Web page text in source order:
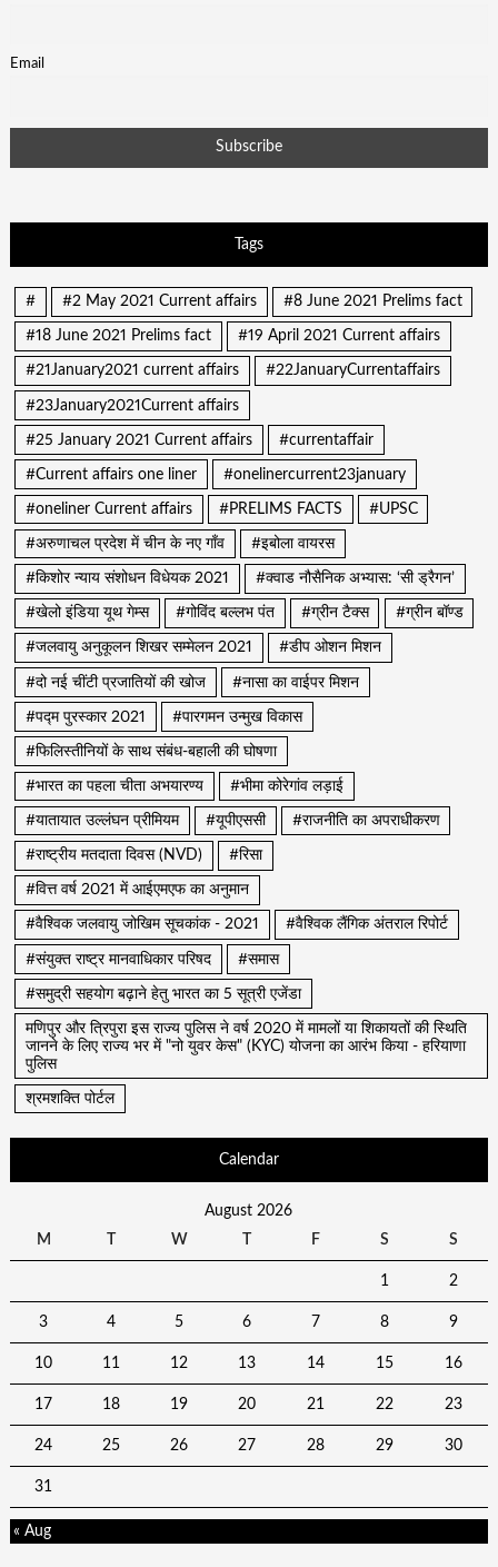
Email
Tags
# #2 May 2021 Current affairs #8 June 2021 Prelims fact
#18 June 2021 Prelims fact #19 April 2021 Current affairs
#21January2021 current affairs #22JanuaryCurrentaffairs
#23January2021Current affairs
#25 January 2021 Current affairs #currentaffair
#Current affairs one liner #onelinercurrent23january
#oneliner Current affairs #PRELIMS FACTS #UPSC
#अरुणाचल प्रदेश में चीन के नए गाँव #इबोला वायरस
#किशोर न्याय संशोधन विधेयक 2021 #क्वाड नौसैनिक अभ्यास: ‘सी ड्रैगन’
#खेलो इंडिया यूथ गेम्स #गोविंद बल्लभ पंत #ग्रीन टैक्स #ग्रीन बॉण्ड
#जलवायु अनुकूलन शिखर सम्मेलन 2021 #डीप ओशन मिशन
#दो नई चींटी प्रजातियों की खोज #नासा का वाईपर मिशन
#पद्म पुरस्कार 2021 #पारगमन उन्मुख विकास
#फिलिस्तीनियों के साथ संबंध-बहाली की घोषणा
#भारत का पहला चीता अभयारण्य #भीमा कोरेगांव लड़ाई
#यातायात उल्लंघन प्रीमियम #यूपीएससी #राजनीति का अपराधीकरण
#राष्ट्रीय मतदाता दिवस (NVD) #रिसा
#वित्त वर्ष 2021 में आईएमएफ का अनुमान
#वैश्विक जलवायु जोखिम सूचकांक - 2021 #वैश्विक लैंगिक अंतराल रिपोर्ट
#संयुक्त राष्ट्र मानवाधिकार परिषद #समास
#समुद्री सहयोग बढ़ाने हेतु भारत का 5 सूत्री एजेंडा
मणिपुर और त्रिपुरा इस राज्य पुलिस ने वर्ष 2020 में मामलों या शिकायतों की स्थिति
जानने के लिए राज्य भर में "नो युवर केस" (KYC) योजना का आरंभ किया - हरियाणा
पुलिस
श्रमशक्ति पोर्टल
Calendar
August 2026
M
T W T F S S
1 2
3 4 5 6 7 8 9
10 11 12 13 14 15 16
17 18 19 20 21 22 23
24 25 26 27 28 29 30
31
« Aug